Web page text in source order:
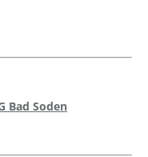
Bad Soden